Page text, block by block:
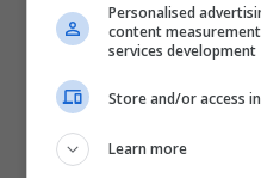
Personalised
content
services development
Store and/or access
Learn more